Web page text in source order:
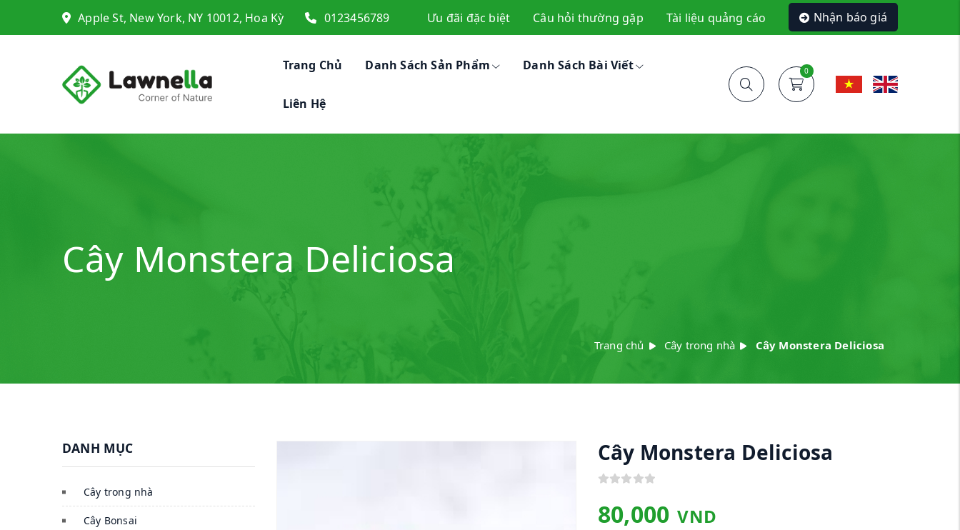
Apple St, New York, NY 10012, Hoa Kỳ 0123456789 Ưu đãi đặc biệt Câu hỏi thường gặp Tài liệu quảng cáo Nhận báo giá
Trang Chủ Danh Sách Sản Phẩm Danh Sách Bài Viết
Liên Hệ
0
Cây Monstera Deliciosa
Trang chủ Cây trong nhà Cây Monstera Deliciosa
DANH MỤC
Cây trong nhà
Cây Bonsai
Cây Monstera Deliciosa
80,000 VND